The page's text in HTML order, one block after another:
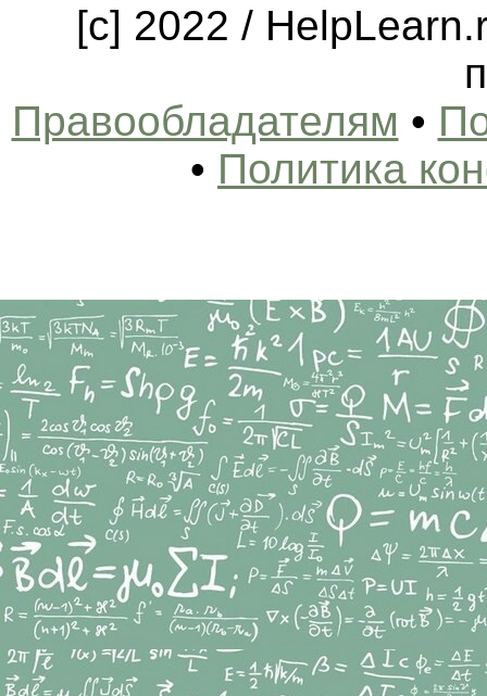
[c] 2022 /
Правообладателям •
• Политика